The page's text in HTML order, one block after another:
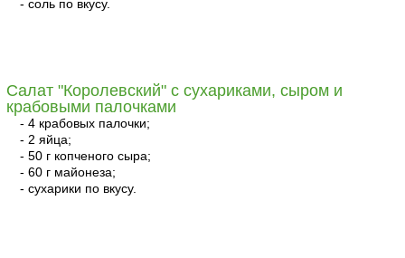
- соль по вкусу.
Салат "Королевский" с сухариками, сыром и
крабовыми палочками
- 4 крабовых палочки;
- 2 яйца;
- 50 г копченого сыра;
- 60 г майонеза;
- сухарики по вкусу.